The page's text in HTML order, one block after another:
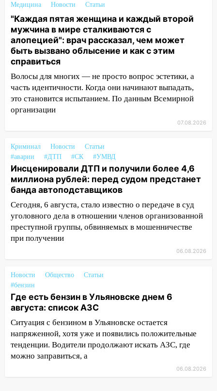
садах 79-летнего мужчину
10:26 На нескольких улицах Ульяновска
временно отключили холодную воду
10:14 В Ульяновске двоих участников
коррупционной схемы при ЦГКБ
отправили в колонию на 7 и 8 лет
09:52 Ночью беспилотники сбили над
соседними Татарстаном и Саратовской
областью
Бога в СИЗО
09:35
В Ульяновске директора фирмы
будут судить за неуплату налогов на 48
млн рублей
08:22
Подросток на питбайке сбил
велосипедистку: пострадали двое
07:20 Жара возвращается: ожидается
знойный и сухой четверг
иномарки
05:00 «Каждая пятая женщина и каждый
второй мужчина в мире сталкиваются с
алопецией»: врач рассказал, чем может
быть вызвано облысение и как с этим
справиться
03:30
Гороскоп на 7 августа: пятница
принесет прилив творческой энергии и
Медицина Новости Статьи
"Каждая пятая женщина и каждый второй
мужчина в мире сталкиваются с
алопецией": врач рассказал, чем может
быть вызвано облысение и как с этим
справиться
Волосы для многих — не просто вопрос эстетики, а
часть идентичности. Когда они начинают выпадать,
это становится испытанием. По данным Всемирной
организации
07.08.2026
Криминал Новости
Статьи
#аварии
#ДТП #СК #УМВД
Инсценировали ДТП и получили более 4,6
миллиона рублей: перед судом предстанет
банда автоподставщиков
Сегодня, 6 августа, стало известно о передаче в суд
уголовного дела в отношении членов организованной
преступной группы, обвиняемых в мошенничестве
при получении
06.08.2026
Новости Общество
Статьи
#бензин
Где есть бензин в Ульяновске днем 6
августа: список АЗС
Ситуация с бензином в Ульяновске остается
напряженной, хотя уже и появились положительные
тенденции. Водители продолжают искать АЗС, где
можно заправиться, а
06.08.2026